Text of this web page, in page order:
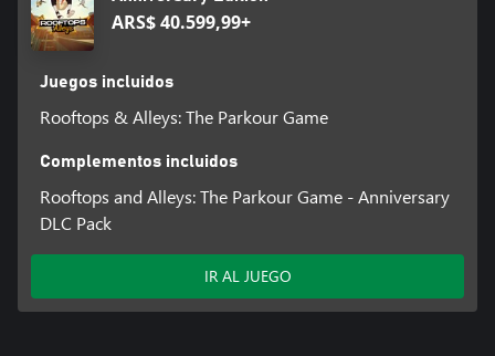
ARS$ 40.599,99+
Juegos incluidos
Rooftops & Alleys: The Parkour Game
Complementos incluidos
Rooftops and Alleys: The Parkour Game - Anniversary
DLC Pack
IR AL JUEGO